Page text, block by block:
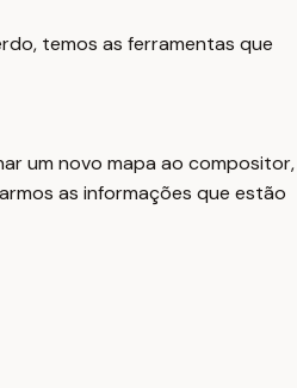
temos as ferramentas que
um novo mapa ao compositor,
as informações que estão